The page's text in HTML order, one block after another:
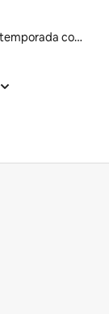
Aluguéis por temporada com sauna